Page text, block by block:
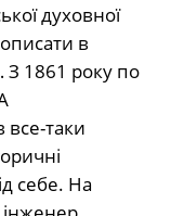
духовної
в
З 1861 року по
таки
себе. На